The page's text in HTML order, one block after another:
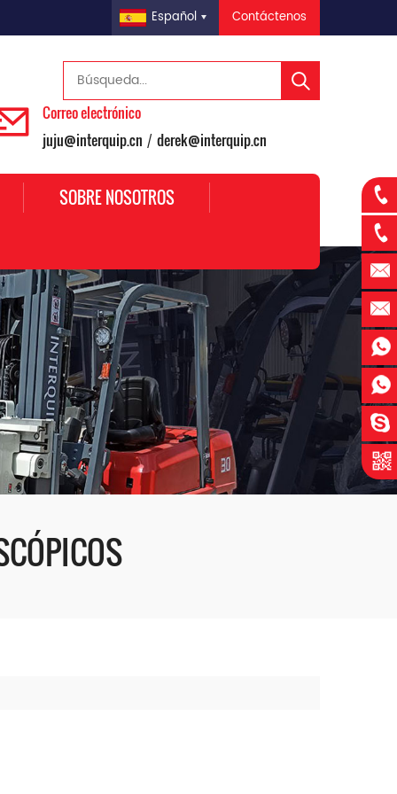
Contáctenos
Español
Correo electrónico
juju@interquip.cn / derek@interquip.cn
SOBRE NOSOTROS